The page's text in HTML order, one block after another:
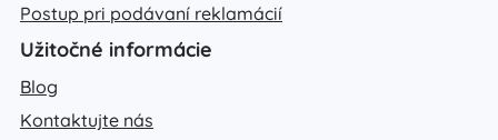
Postup pri podávaní reklamácií
Užitočné informácie
Blog
Kontaktujte nás